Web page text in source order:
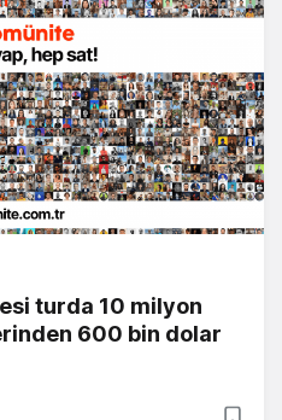
turda 10 milyon
600 bin dolar